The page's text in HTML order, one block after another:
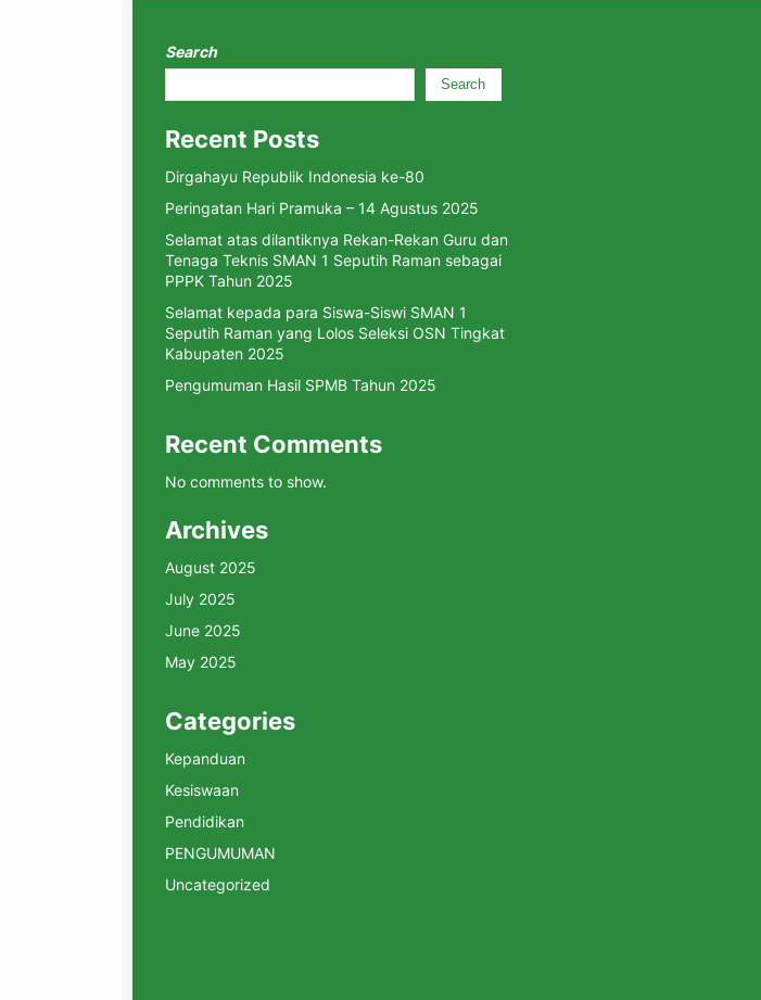
Search
Search
Recent Posts
Dirgahayu Republik Indonesia ke-80
Peringatan Hari Pramuka – 14 Agustus 2025
Selamat atas dilantiknya Rekan-Rekan Guru dan
Tenaga Teknis SMAN 1 Seputih Raman sebagai
PPPK Tahun 2025
Selamat kepada para Siswa-Siswi SMAN 1
Seputih Raman yang Lolos Seleksi OSN Tingkat
Kabupaten 2025
Pengumuman Hasil SPMB Tahun 2025
Recent Comments
No comments to show.
Archives
August 2025
July 2025
June 2025
May 2025
Categories
Kepanduan
Kesiswaan
Pendidikan
PENGUMUMAN
Uncategorized